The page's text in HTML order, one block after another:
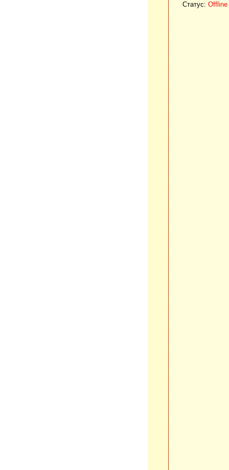
Статус: Offline